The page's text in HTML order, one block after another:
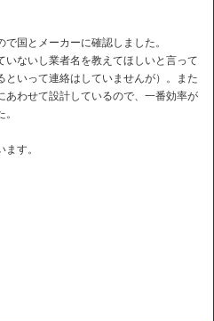
国とメーカーに確認しました。
いないし業者名を教えてほしいと言って
といって連絡はしていませんが）。また
あわせて設計しているので、一番効率が
す。